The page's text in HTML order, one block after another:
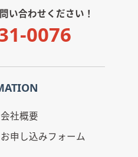
い合わせください！
0076
会社概要
お申し込みフォーム